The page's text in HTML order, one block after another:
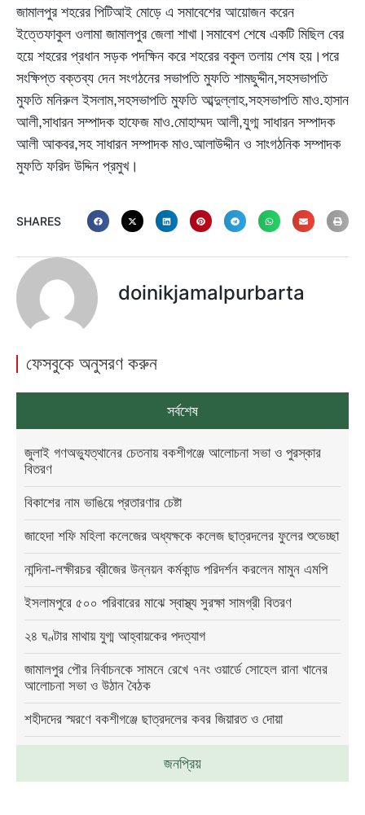
জামালপুর শহরের পিটিআই মোড়ে এ সমাবেশের আয়োজন করেন
ইত্তেফাকুল ওলামা জামালপুর জেলা শাখা।সমাবেশ শেষে একটি মিছিল বের
হয়ে শহরের প্রধান সড়ক পদক্ষিন করে শহরের বকুল তলায় শেষ হয়।পরে
সংক্ষিপ্ত বক্তব্য দেন সংগঠনের সভাপতি মুফতি শামছুদ্দীন,সহসভাপতি
মুফতি মনিরুল ইসলাম,সহসভাপতি মুফতি আব্দুল্লাহ,সহসভাপতি মাও.হাসান
আলী,সাধারন সম্পাদক হাফেজ মাও.মোহাম্মদ আলী,যুগ্ম সাধারন সম্পাদক
আলী আকবর,সহ সাধারন সম্পাদক মাও.আলাউদ্দীন ও সাংগঠনিক সম্পাদক
মুফতি ফরিদ উদ্দিন প্রমুখ।
SHARES
doinikjamalpurbarta
ফেসবুকে অনুসরণ করুন
সর্বশেষ
জনপ্রিয়
জুলাই গণঅভ্যুত্থানের চেতনায় বকশীগঞ্জে আলোচনা সভা ও পুরস্কার
বিতরণ
বিকাশের নাম ভাঙিয়ে প্রতারণার চেষ্টা
জাহেদা শফি মহিলা কলেজের অধ্যক্ষকে কলেজ ছাত্রদলের ফুলের শুভেচ্ছা
নান্দিনা-লক্ষীরচর ব্রীজের উন্নয়ন কর্মকান্ড পরিদর্শন করলেন মামুন এমপি
ইসলামপুরে ৫০০ পরিবারের মাঝে স্বাস্থ্য সুরক্ষা সামগ্রী বিতরণ
২৪ ঘণ্টার মাথায় যুগ্ম আহ্বায়কের পদত্যাগ
জামালপুর পৌর নির্বাচনকে সামনে রেখে ৭নং ওয়ার্ডে সোহেল রানা খানের
আলোচনা সভা ও উঠান বৈঠক
শহীদদের স্মরণে বকশীগঞ্জে ছাত্রদলের কবর জিয়ারত ও দোয়া